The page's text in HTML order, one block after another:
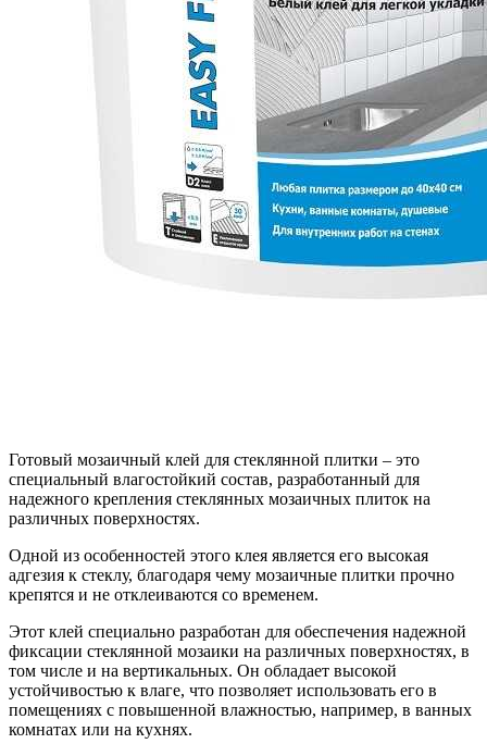
Готовый мозаичный клей для стеклянной плитки – это
специальный влагостойкий состав, разработанный для
надежного крепления стеклянных мозаичных плиток на
различных поверхностях.
Одной из особенностей этого клея является его высокая
адгезия к стеклу, благодаря чему мозаичные плитки прочно
крепятся и не отклеиваются со временем.
Этот клей специально разработан для обеспечения надежной
фиксации стеклянной мозаики на различных поверхностях, в
том числе и на вертикальных. Он обладает высокой
устойчивостью к влаге, что позволяет использовать его в
помещениях с повышенной влажностью, например, в ванных
комнатах или на кухнях.